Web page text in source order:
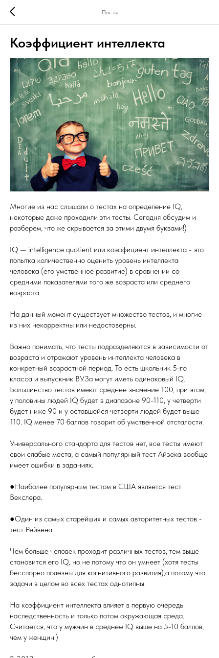
Посты
Коэффициент интеллекта
Многие из нас слышали о тестах на определение IQ,
некоторые даже проходили эти тесты. Сегодня обсудим и
разберем, что же скрывается за этими двумя буквами!)
IQ — intelligence quotient или коэффициент интеллекта - это
попытка количественно оценить уровень интеллекта
человека (его умственное развитие) в сравнении со
средними показателями того же возраста или среднего
возраста.
На данный момент существует множество тестов, и многие
из них некорректны или недостоверны.
Важно понимать, что тесты подразделяются в зависимости от
возраста и отражают уровень интеллекта человека в
конкретный возрастной период. То есть школьник 5-го
класса и выпускник ВУЗа могут иметь одинаковый IQ.
Большинство тестов имеют среднее значение 100, при этом,
у половины людей IQ будет в диапазоне 90-110, у четверти
будет ниже 90 и у оставшейся четверти людей будет выше
110. IQ менее 70 баллов говорит об умственной отсталости.
Универсального стандарта для тестов нет, все тесты имеют
свои слабые места, а самый популярный тест Айзека вообще
имеет ошибки в заданиях.
●Наиболее популярным тестом в США является тест
Векслера.
●Один из самых старейших и самых авторитетных тестов -
тест Рейвена.
Чем больше человек проходит различных тестов, тем выше
становится его IQ, но не потому что он умнеет (хотя тесты
бесспорно полезны для когнитивного развития),а потому что
задачи в целом во всех тестах однотипны.
На коэффициент интеллекта влияет в первую очередь
наследственность и только потом окружающая среда.
Считается, что у мужчин в среднем IQ выше на 5-10 баллов,
чем у женщин!)